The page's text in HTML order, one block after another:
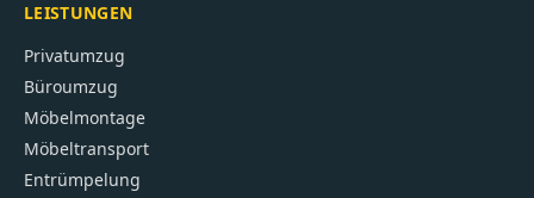
LEISTUNGEN
Privatumzug
Büroumzug
Möbelmontage
Möbeltransport
Entrümpelung